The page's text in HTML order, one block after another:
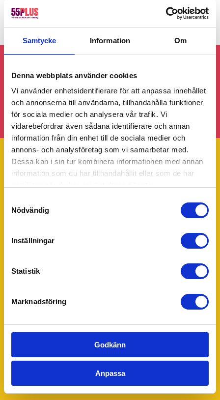
Samtycke Information Om
Denna webbplats använder cookies
Vi använder enhetsidentifierare för att anpassa innehållet
och annonserna till användarna, tillhandahålla funktioner
för sociala medier och analysera vår trafik. Vi
vidarebefordrar även sådana identifierare och annan
information från din enhet till de sociala medier och
annons- och analysföretag som vi samarbetar med.
Dessa kan i sin tur kombinera informationen med annan
information som du har tillhandahållit eller som de har
Nödvändig
Inställningar
Statistik
Marknadsföring
Godkänn
Anpassa
medier!
55Plus Höganäs drivs av Kajsa Jönsson. Har du några
Kajsa Jönsson
Verksamhetsansvarig för 55Plus Höganäs